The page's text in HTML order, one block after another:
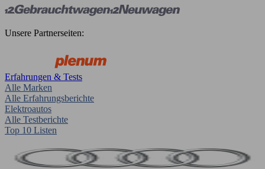
Unsere Partnerseiten:
Erfahrungen & Tests
Alle Marken
Alle Erfahrungsberichte
Elektroautos
Alle Testberichte
Top 10 Listen